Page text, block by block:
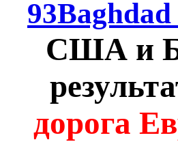
США и
дорога